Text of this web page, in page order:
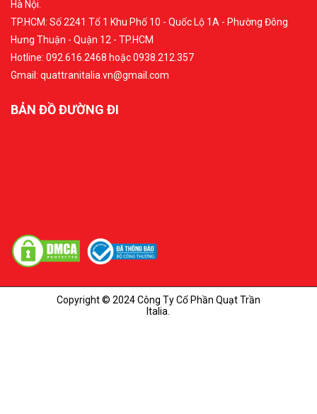
Hà Nội.
TP.HCM: Số 2241 Tổ 1 Khu Phố 10 - Quốc Lộ 1A - Phường Đông
Hưng Thuận - Quận 12 - TP.HCM
Hotline: 092.616.2468 hoặc 0938.212.357
Gmail: quattranitalia.vn@gmail.com
BẢN ĐỒ ĐƯỜNG ĐI
Copyright © 2024 Công Ty Cổ Phần Quạt Trần
Italia.